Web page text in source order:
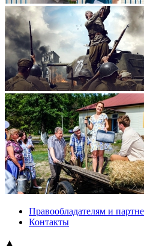
Правообладателям и
Контакты
▲